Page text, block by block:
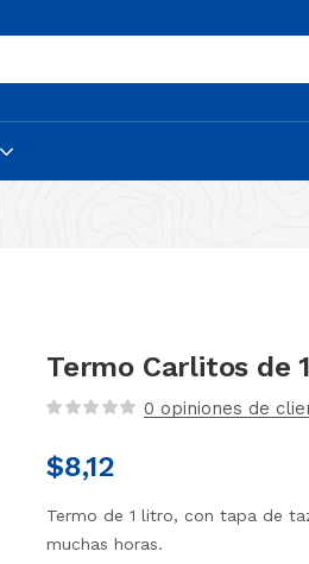
Termo Carlitos de
0 opiniones de
$8,12
Termo de 1 litro, con tapa de
muchas horas.